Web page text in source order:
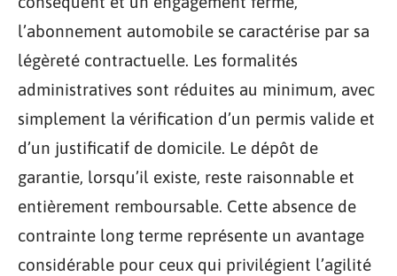
l’abonnement automobile se caractérise par sa
légèreté contractuelle. Les formalités
administratives sont réduites au minimum, avec
simplement la vérification d’un permis valide et
d’un justificatif de domicile. Le dépôt de
garantie, lorsqu’il existe, reste raisonnable et
entièrement remboursable. Cette absence de
contrainte long terme représente un avantage
considérable pour ceux qui privilégient l’agilité